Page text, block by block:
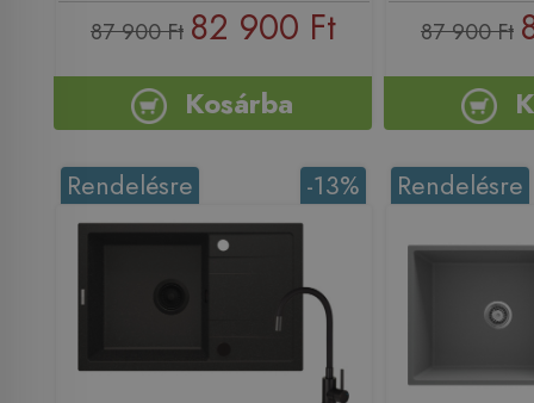
87 900 Ft 82 900 Ft
Kosárba
87 900 Ft
-13%
Rendelésre Rendelésre